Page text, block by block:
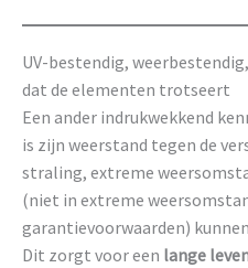
UV-bestendig,
dat de elementen trotseert
Een ander indrukwekkend
is zijn weerstand tegen de
straling, extreme
(niet in extreme
garantievoorwaarden)
Dit zorgt voor een lange